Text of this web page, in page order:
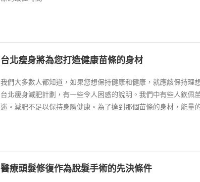
台北瘦身將為您打造健康苗條的身材
我們大多數人都知道，如果您想保持健康和健康，就應該保持理
台北瘦身減肥計劃，有一些令人困惑的說明。我們中有些人欽佩
迷。減肥不足以保持身體健康。為了達到那個苗條的身材，能量
醫療頭髮修復作為脫髮手術的先決條件